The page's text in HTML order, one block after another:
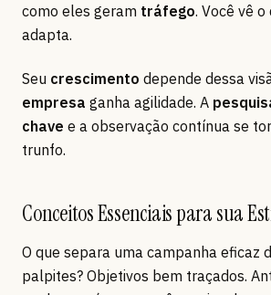
como eles geram tráfego. Você vê
adapta.
Seu crescimento depende dessa
empresa ganha agilidade. A
chave e a observação contínua se
trunfo.
Conceitos Essenciais para sua
O que separa uma campanha eficaz
palpites? Objetivos bem traçados.